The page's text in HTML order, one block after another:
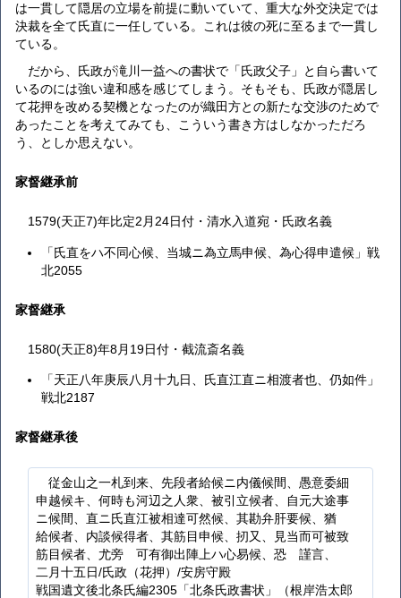
は一貫して隠居の立場を前提に動いていて、重大な外交決定では
決裁を全て氏直に一任している。これは彼の死に至るまで一貫し
ている。
だから、氏政が滝川一益への書状で「氏政父子」と自ら書いて
いるのには強い違和感を感じてしまう。そもそも、氏政が隠居し
て花押を改める契機となったのが織田方との新たな交渉のためで
あったことを考えてみても、こういう書き方はしなかっただろ
う、としか思えない。
家督継承前
1579(天正7)年比定2月24日付・清水入道宛・氏政名義
「氏直をハ不同心候、当城ニ為立馬申候、為心得申遣候」戦
北2055
家督継承
1580(天正8)年8月19日付・截流斎名義
「天正八年庚辰八月十九日、氏直江直ニ相渡者也、仍如件」
戦北2187
家督継承後
従金山之一札到来、先段者給候ニ内儀候間、愚意委細
申越候キ、何時も河辺之人衆、被引立候者、自元大途事
ニ候間、直ニ氏直江被相達可然候、其勘弁肝要候、猶ゝ
給候者、内談候得者、其筋目申候、扨又、見当而可被致
筋目候者、尤旁ゝ可有御出陣上ハ心易候、恐ゝ謹言、
二月十五日/氏政（花押）/安房守殿
戦国遺文後北条氏編2305「北条氏政書状」（根岸浩太郎